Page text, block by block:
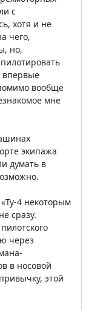
с
хотя и не
чего,
но,
впервые
вообще
мне
экипажа
думать в
4 некоторым
сразу.
через
в носовой
этой